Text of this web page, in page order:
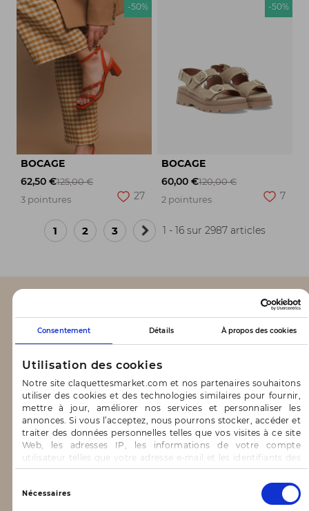
Consentement Détails À propos des cookies
Utilisation des cookies
Notre site claquettesmarket.com et nos partenaires souhaitons
utiliser des cookies et des technologies similaires pour fournir,
mettre à jour, améliorer nos services et personnaliser les
annonces. Si vous l’acceptez, nous pourrons stocker, accéder et
traiter des données personnelles telles que vos visites à ce site
Web, les adresses IP, les informations de votre compte
utilisateur telles que votre adresse e-mail et les identifiants des
cookies.
Vous avez le choix d’« Accepter » pour consentir à ces
utilisations, de « Refuser » pour vous y opposer ou
de sélectionner vos préférences concernant chaque catégorie
Nécessaires
-50%
BOCAGE
62,50 €125,00 €
3 pointures
27
-50%
BOCAGE
60,00 €120,00 €
2 pointures
7
1 2 3
Page
1 - 16 sur 2987 articles
CLAQUETTES MARKET
Notre concept
Blog
CONTACT & AIDE
FAQ
Nous contacter
INFORMATIONS